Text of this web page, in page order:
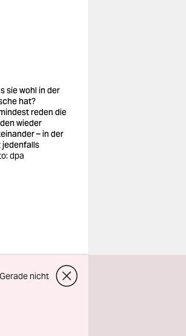
sie wohl in der
hat?
reden die
wieder
– in der
jedenfalls
dpa
Gerade nicht